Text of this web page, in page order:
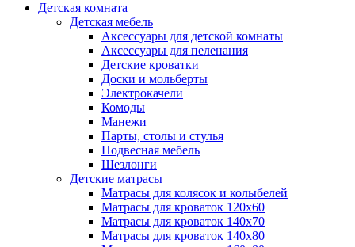
Детская комната
Детская мебель
Аксессуары для детской комнаты
Аксессуары для пеленания
Детские кроватки
Доски и мольберты
Электрокачели
Комоды
Манежи
Парты, столы и стулья
Подвесная мебель
Шезлонги
Детские матрасы
Матрасы для колясок и колыбелей
Матрасы для кроваток 120х60
Матрасы для кроваток 140х70
Матрасы для кроваток 140х80